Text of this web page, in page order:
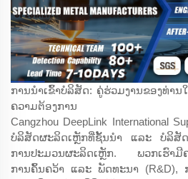
ການນຳເຂົ້າບໍລິສັດ: ຄູ່ຮ່ວມງານຂອງທ່າ
ຄວາມຕ້ອງການ
Cangzhou DeepLink International
ບໍລິສັດຜະລິດເຫຼັກທີ່ຊັ້ນນຳ ແລະ ບໍລິສັດ
ການປະມວນຜະລິດເຫຼັກ. ພວກເຮົາມີຄ
ການຄົ້ນຄວ້າ ແລະ ພັດທະນາ (R&D),